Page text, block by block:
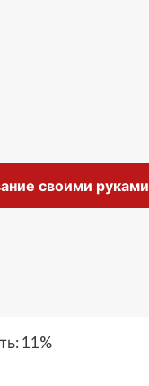
своими руками
11%